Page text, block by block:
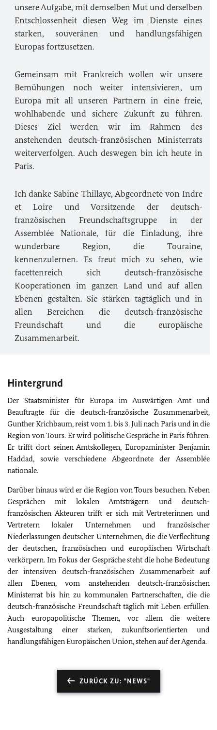
unsere Aufgabe, mit demselben Mut und derselben
Entschlossenheit diesen Weg im Dienste eines
starken, souveränen und handlungsfähigen
Europas fortzusetzen.
Gemeinsam mit Frankreich wollen wir unsere
Bemühungen noch weiter intensivieren, um
Europa mit all unseren Partnern in eine freie,
wohlhabende und sichere Zukunft zu führen.
Dieses Ziel werden wir im Rahmen des
anstehenden deutsch-französischen Ministerrats
weiterverfolgen. Auch deswegen bin ich heute in
Paris.
Ich danke Sabine Thillaye, Abgeordnete von Indre
et Loire und Vorsitzende der deutsch-
französischen Freundschaftsgruppe in der
Assemblée Nationale, für die Einladung, ihre
wunderbare Region, die Touraine,
kennenzulernen. Es freut mich zu sehen, wie
facettenreich sich deutsch-französische
Kooperationen im ganzen Land und auf allen
Ebenen gestalten. Sie stärken tagtäglich und in
allen Bereichen die deutsch-französische
Freundschaft und die europäische
Zusammenarbeit.
Hintergrund
Der Staatsminister für Europa im Auswärtigen Amt und
Beauftragte für die deutsch-französische Zusammenarbeit,
Gunther Krichbaum, reist vom 1. bis 3. Juli nach Paris und in die
Region von Tours. Er wird politische Gespräche in Paris führen.
Er trifft dort seinen Amtskollegen, Europaminister Benjamin
Haddad, sowie verschiedene Abgeordnete der Assemblée
nationale.
Darüber hinaus wird er die Region von Tours besuchen. Neben
Gesprächen mit lokalen Amtsträgern und deutsch-
französischen Akteuren trifft er sich mit Vertreterinnen und
Vertretern lokaler Unternehmen und französischer
Niederlassungen deutscher Unternehmen, die die Verflechtung
der deutschen, französischen und europäischen Wirtschaft
verkörpern. Im Fokus der Gespräche steht die hohe Bedeutung
der intensiven deutsch-französischen Zusammenarbeit auf
allen Ebenen, vom anstehenden deutsch-französischen
Ministerrat bis hin zu kommunalen Partnerschaften, die die
deutsch-französische Freundschaft täglich mit Leben erfüllen.
Auch europapolitische Themen, vor allem die weitere
Ausgestaltung einer starken, zukunftsorientierten und
handlungsfähigen Europäischen Union, stehen auf der Agenda.
ZURÜCK ZU: "NEWS"